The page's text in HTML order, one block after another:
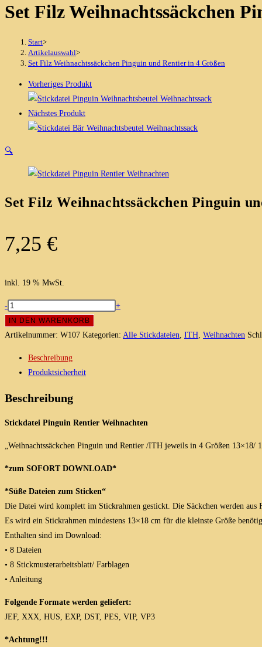
Pinguin
Größen
Set Filz Weihnachtssäckchen
Start>
Artikelauswahl>
Set Filz Weihnachtssäckchen Pinguin und Rentier in 4 Größen
Vorheriges Produkt
Nächstes Produkt
🔍
Set Filz Weihnachtssäckchen Pinguin
7,25 €
inkl. 19 % MwSt.
Set
Filz
Weihnachtssäckchen
in
Größen
- +
IN DEN WARENKORB
Artikelnummer: W107 Kategorien: Alle Stickdateien ITH Weihnachten
Beschreibung
Produktsicherheit
Beschreibung
Stickdatei Pinguin Rentier Weihnachten
„Weihnachtssäckchen Pinguin und Rentier /ITH jeweils in 4 Größen 13×18/
*zum SOFORT DOWNLOAD*
*Süße Dateien zum Sticken“
Die Datei wird komplett im Stickrahmen gestickt. Die Säckchen werden aus
Es wird ein Stickrahmen mindestens 13×18 cm für die kleinste Größe
Enthalten sind im Download:
• 8 Dateien
• 8 Stickmusterarbeitsblatt/ Farblagen
• Anleitung
Folgende Formate werden geliefert:
JEF, XXX, HUS, EXP, DST, PES, VIP, VP3
*Achtung!!!